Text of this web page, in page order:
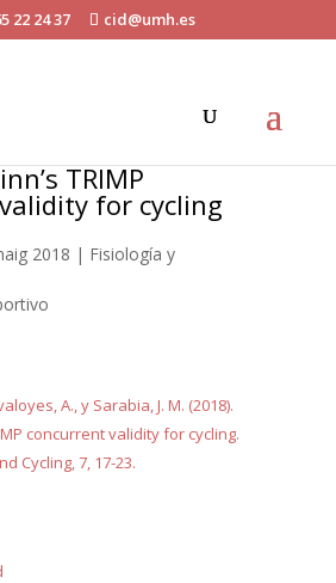
22 24 37 cid@umh.es
TRIMP
for cycling
2018 | Fisiología y
A., y Sarabia, J. M. (2018).
concurrent validity for cycling.
Cycling, 7, 17-23.